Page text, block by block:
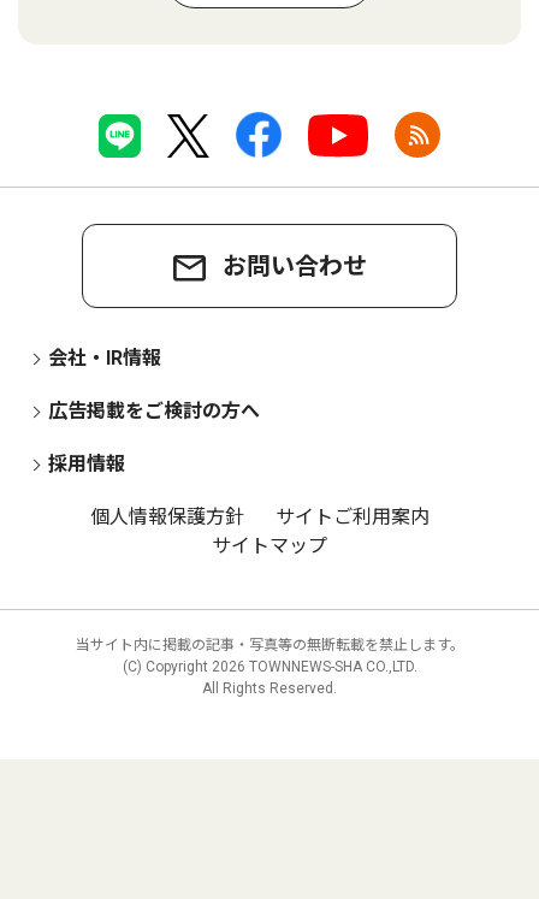
お問い合わせ
会社・IR情報
広告掲載をご検討の方へ
採用情報
個人情報保護方針
サイトご利用案内
サイトマップ
当サイト内に掲載の記事・写真等の無断転載を禁止します。
(C) Copyright 2026 TOWNNEWS-SHA CO.,LTD.
All Rights Reserved.